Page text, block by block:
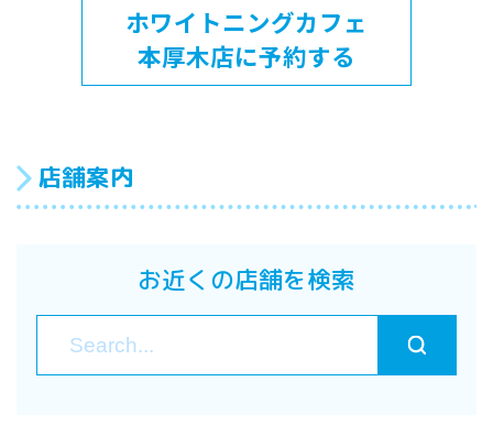
ホワイトニングカフェ
本厚木店に予約する
店舗案内
お近くの店舗を検索